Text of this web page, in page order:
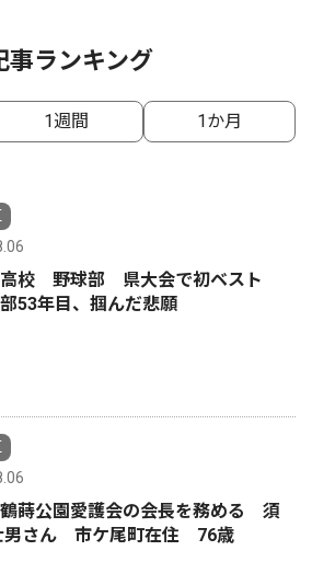
事ランキング
1週間 1か月
校 野球部 県大会で初ベスト
53年目、掴んだ悲願
蒔公園愛護会の会長を務める 須
男さん 市ケ尾町在住 76歳